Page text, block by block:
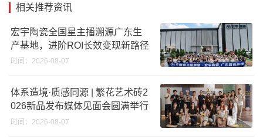
相关推荐资讯
宏宇陶瓷全国星主播溯源广东生
产基地，进阶ROI长效变现新路径
时间：2026-08-07
体系造境·质感同源 | 繁花艺术砖2
026新品发布媒体见面会圆满举行
时间：2026-08-07